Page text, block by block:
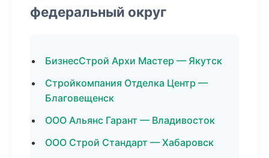
федеральный округ
БизнесСтрой Архи Мастер — Якутск
Стройкомпания Отделка Центр —
Благовещенск
ООО Альянс Гарант — Владивосток
ООО Строй Стандарт — Хабаровск